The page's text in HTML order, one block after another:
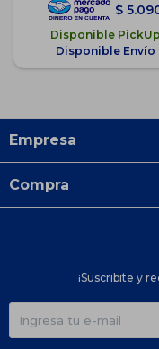
$
Disponible PickUp
Disponible Envío
Empresa
Compra
¡Suscribite y